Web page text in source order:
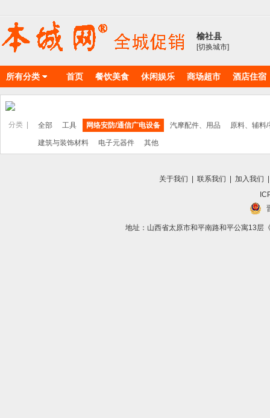
榆社县
[切换城市]
所有分类 首页 餐饮美食 休闲娱乐 商场超市 酒店住宿
物料耗材 丽人美店
分类 | 全部 工具 网络安防/通信广电设备 汽摩配件、用品 原料、辅料
建筑与装饰材料 电子元器件 其他
关于我们 联系我们 加入我们
地址：山西省太原市和平南路和平公寓13